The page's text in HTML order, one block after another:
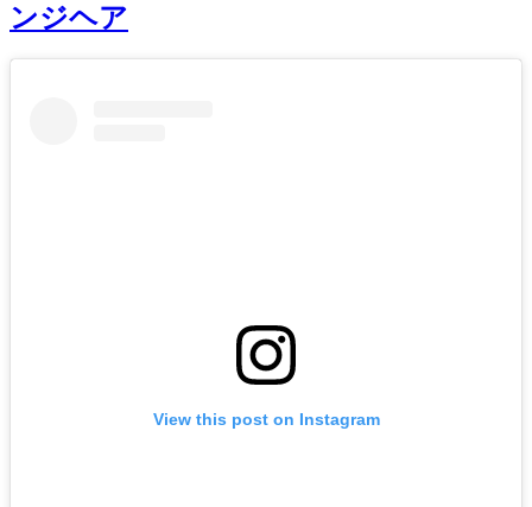
ンジヘア
View this post on Instagram